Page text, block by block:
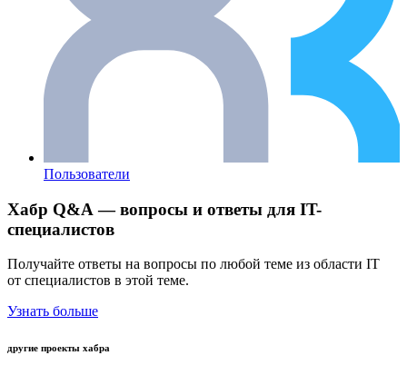
Пользователи
Хабр Q&A — вопросы и ответы для IT-
специалистов
Получайте ответы на вопросы по любой теме из области IT
от специалистов в этой теме.
Узнать больше
другие проекты хабра